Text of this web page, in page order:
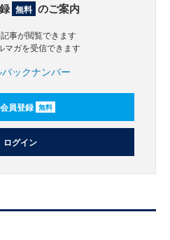
無料 のご案内
事が閲覧できます
マガを受信できます
バックナンバー
員登録 無料
ログイン